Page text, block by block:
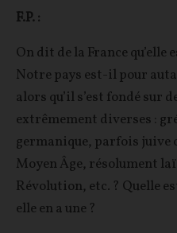
F.P. :
On dit de la France qu’elle
Notre pays est-il pour
alors qu’il s’est fondé
extrêmement diverses :
germanique, parfois juive
Moyen Âge, résolument
Révolution, etc. ? Quelle
elle en a une ?